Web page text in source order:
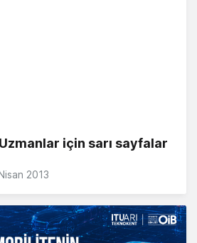
için sarı sayfalar
2013